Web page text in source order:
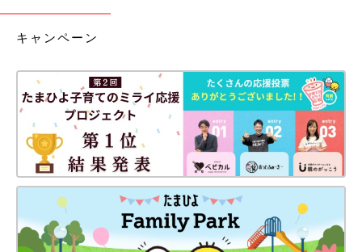
が車で送ってくれることになりました。妻も一緒に渋谷まで乗せ
して、新宿に車を走らせてしまったんです。そこで僕がプロデユ
ごみ、そこからの移動時間はプライベートな話もするようになり
ました。
――どんな話をしたのですか？
ゆってぃ サッカー観戦が好きなことや、ランニングも好きで登
録しているアプリも一緒だったことから距離がぐっと縮まりまし
た。そこから連絡するようになりました。妻は僕がバラエティー
番組に出演していたころ中学生でした。初めて会ったときは「あ
のゆってぃだ！」という感覚だったようです。
キャンペーン